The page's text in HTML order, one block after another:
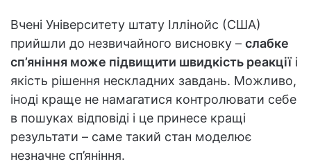
Вчені Університету штату Іллінойс (США)
прийшли до незвичайного висновку – слабке
сп’яніння може підвищити швидкість реакціїі
якість рішення нескладних завдань. Можливо,
іноді краще не намагатися контролювати себе
в пошуках відповіді і це принесе кращі
результати – саме такий стан моделює
незначне сп’яніння.